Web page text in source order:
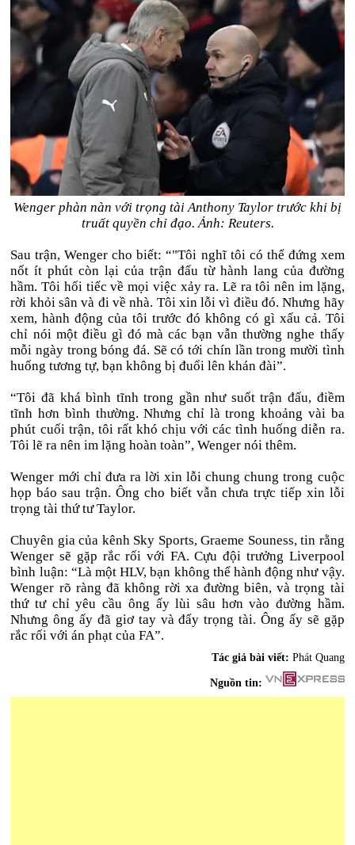
Wenger phàn nàn với trọng tài Anthony Taylor trước khi bị
truất quyền chỉ đạo. Ảnh: Reuters.
Sau trận, Wenger cho biết: “"Tôi nghĩ tôi có thể đứng xem
nốt ít phút còn lại của trận đấu từ hành lang của đường
hầm. Tôi hối tiếc về mọi việc xảy ra. Lẽ ra tôi nên im lặng,
rời khỏi sân và đi về nhà. Tôi xin lỗi vì điều đó. Nhưng hãy
xem, hành động của tôi trước đó không có gì xấu cả. Tôi
chỉ nói một điều gì đó mà các bạn vẫn thường nghe thấy
mỗi ngày trong bóng đá. Sẽ có tới chín lần trong mười tình
huống tương tự, bạn không bị đuổi lên khán đài”.
“Tôi đã khá bình tĩnh trong gần như suốt trận đấu, điềm
tĩnh hơn bình thường. Nhưng chỉ là trong khoảng vài ba
phút cuối trận, tôi rất khó chịu với các tình huống diễn ra.
Tôi lẽ ra nên im lặng hoàn toàn”, Wenger nói thêm.
Wenger mới chỉ đưa ra lời xin lỗi chung chung trong cuộc
họp báo sau trận. Ông cho biết vẫn chưa trực tiếp xin lỗi
trọng tài thứ tư Taylor.
Chuyên gia của kênh Sky Sports, Graeme Souness, tin rằng
Wenger sẽ gặp rắc rối với FA. Cựu đội trưởng Liverpool
bình luận: “Là một HLV, bạn không thể hành động như vậy.
Wenger rõ ràng đã không rời xa đường biên, và trọng tài
thứ tư chỉ yêu cầu ông ấy lùi sâu hơn vào đường hầm.
Nhưng ông ấy đã giơ tay và đẩy trọng tài. Ông ấy sẽ gặp
rắc rối với án phạt của FA”.
Tác giả bài viết: Phát Quang
Nguồn tin: